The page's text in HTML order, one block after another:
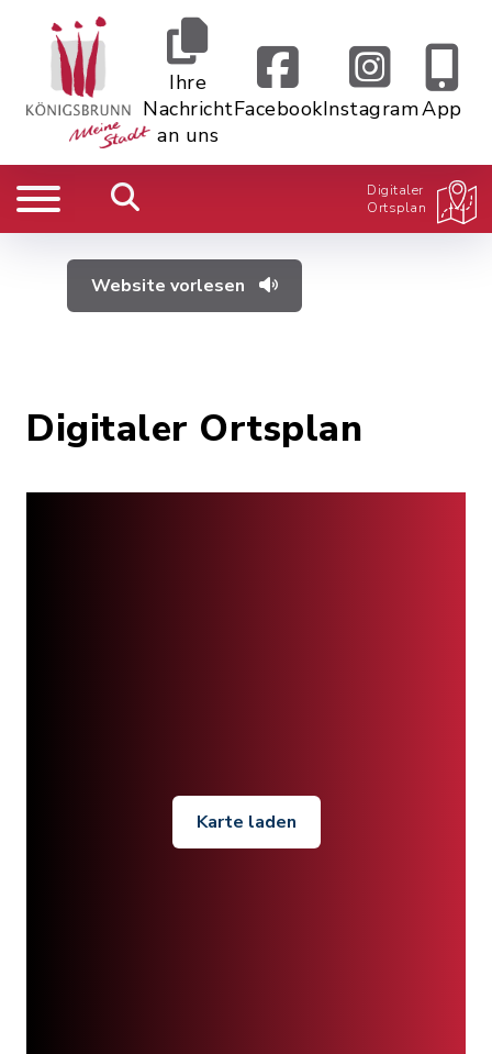
Ihre
Nachricht
an uns
FacebookInstagramApp
Digitaler
Ortsplan
Website vorlesen
Digitaler Ortsplan
Karte laden